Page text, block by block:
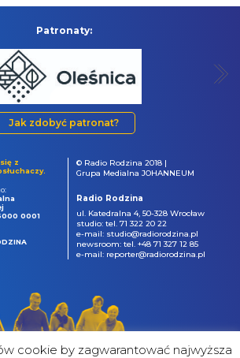
Patronaty:
Jak zdobyć patronat?
z
0001
© Radio Rodzina 2018 |
Grupa Medialna JOHANNEUM
Radio Rodzina
ul. Katedralna 4, 50-328 Wrocław
studio: tel. 71 322 20 22
e-mail: studio@radiorodzina.pl
newsroom: tel. +48 71 327 12 85
e-mail: reporter@radiorodzina.pl
cookie by zagwarantować najwyższa